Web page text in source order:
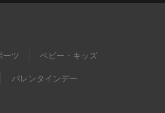
ーツ ベビー・キッズ
バレンタインデー